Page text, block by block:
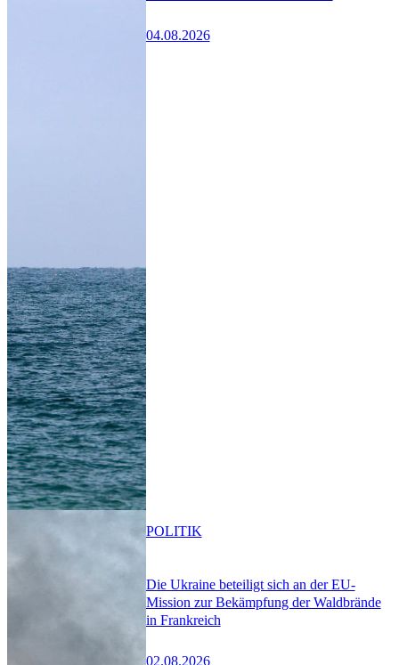
04.08.2026
Die Ukraine beteiligt sich an der EU-
Mission zur Bekämpfung der Waldbrände
in Frankreich
02.08.2026
POLITIK